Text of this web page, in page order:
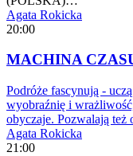
Agata Rokicka
20:00
MACHINA
Podróże fascynują -
wyobraźnię i
obyczaje. Pozwalają
Agata Rokicka
21:00